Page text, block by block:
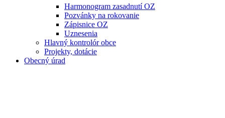
Harmonogram zasadnutí OZ
Pozvánky na rokovanie
Zápisnice OZ
Uznesenia
Hlavný kontrolór obce
Projekty, dotácie
Obecný úrad